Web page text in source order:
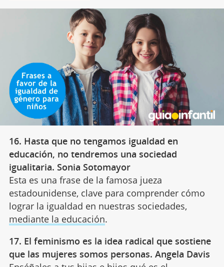
16. Hasta que no tengamos igualdad en
educación, no tendremos una sociedad
igualitaria. Sonia Sotomayor
Esta es una frase de la famosa jueza
estadounidense, clave para comprender cómo
lograr la igualdad en nuestras sociedades,
mediante la educación.
17. El feminismo es la idea radical que sostiene
que las mujeres somos personas. Angela Davis